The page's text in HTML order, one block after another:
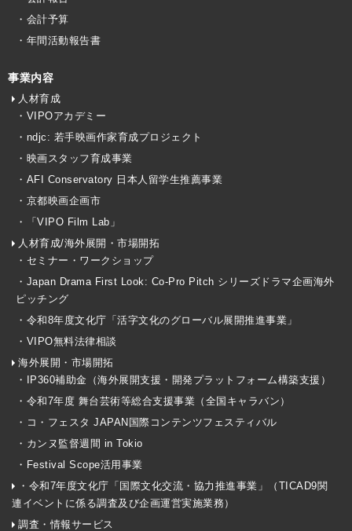
・会計予算
・年間活動報告書
事業内容
人材育成
・VIPOアカデミー
・ndjc: 若手映画作家育成プロジェクト
・映画スタッフ育成事業
・AFI Conservatory 日本人留学生推薦事業
・京都映画企画市
・「VIPO Film Lab」
人材育成/海外展開・市場開拓
・セミナー・ワークショップ
・Japan Drama First Look: Co-Pro Pitch シリーズドラマ企画海外
ピッチング
・令和8年度文化庁「活字文化のグローバル展開推進事業」
・VIPO無料法律相談
海外展開・市場開拓
・IP360補助金（海外展開支援・開発プラットフォーム構築支援）
・令和7年度 舞台芸術等総合支援事業（全国キャラバン）
・コ・フェスタ JAPAN国際コンテンツフェスティバル
・カンヌ監督週間 in Tokio
・Festival Scope活用事業
・令和7年度文化庁「国際文化交流・協力推進事業」（TICAD9関
連イベントに係る調査及び企画運営実施業務）
調査・情報サービス